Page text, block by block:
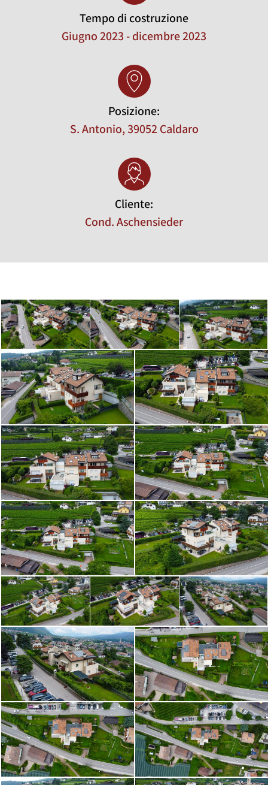
Tempo di costruzione
Giugno 2023 - dicembre 2023
Posizione:
S. Antonio, 39052 Caldaro
Cliente:
Cond. Aschensieder